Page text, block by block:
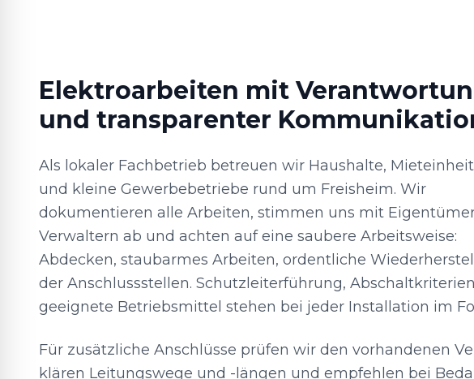
Elektroarbeiten mit
und transparenter
Als lokaler Fachbetrieb betreuen wir Haushalte,
und kleine Gewerbebetriebe rund um Freisheim. Wir
dokumentieren alle Arbeiten, stimmen uns mit
Verwaltern ab und achten auf eine saubere Arbeitsweise:
Abdecken, staubarmes Arbeiten, ordentliche
der Anschlussstellen. Schutzleiterführung,
geeignete Betriebsmittel stehen bei jeder Installation im
Für zusätzliche Anschlüsse prüfen wir den vorhandenen
klären Leitungswege und -längen und empfehlen bei